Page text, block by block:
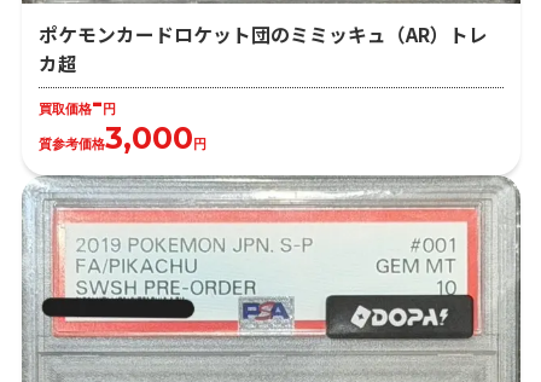
ポケモンカードロケット団のミミッキュ（AR）トレ
カ超
買取価格- 円
質参考価格3,000 円